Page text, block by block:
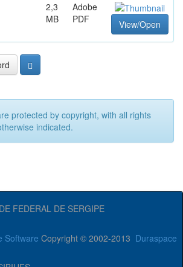
2,3
MB
Adobe
PDF
View/Open
protected by copyright, with all rights
indicated.
FEDERAL DE SERGIPE
Software Copyright © 2002-2013 Duraspace